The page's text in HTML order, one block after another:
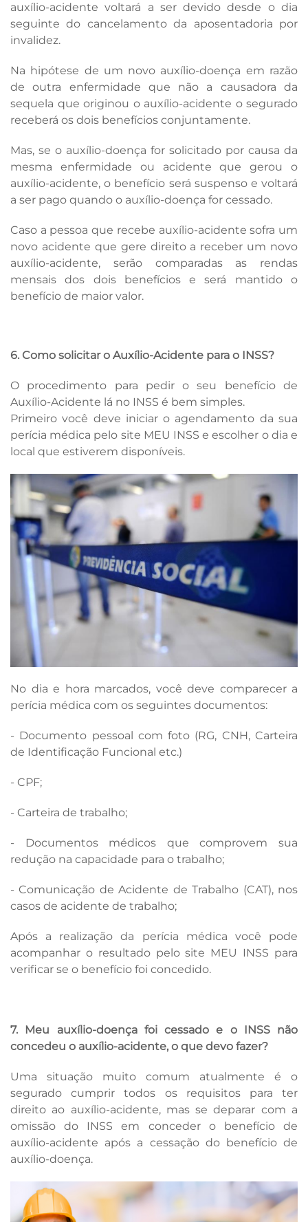
auxílio-acidente voltará a ser devido desde o dia
seguinte do cancelamento da aposentadoria por
invalidez.
Na hipótese de um novo auxílio-doença em razão
de outra enfermidade que não a causadora da
sequela que originou o auxílio-acidente o segurado
receberá os dois benefícios conjuntamente.
Mas, se o auxílio-doença for solicitado por causa da
mesma enfermidade ou acidente que gerou o
auxílio-acidente, o benefício será suspenso e voltará
a ser pago quando o auxílio-doença for cessado.
Caso a pessoa que recebe auxílio-acidente sofra um
novo acidente que gere direito a receber um novo
auxílio-acidente, serão comparadas as rendas
mensais dos dois benefícios e será mantido o
benefício de maior valor.
6. Como solicitar o Auxílio-Acidente para o INSS?
O procedimento para pedir o seu benefício de
Auxílio-Acidente lá no INSS é bem simples.
Primeiro você deve iniciar o agendamento da sua
perícia médica pelo site MEU INSS e escolher o dia e
local que estiverem disponíveis.
No dia e hora marcados, você deve comparecer a
perícia médica com os seguintes documentos:
- Documento pessoal com foto (RG, CNH, Carteira
de Identificação Funcional etc.)
- CPF;
- Carteira de trabalho;
- Documentos médicos que comprovem sua
redução na capacidade para o trabalho;
- Comunicação de Acidente de Trabalho (CAT), nos
casos de acidente de trabalho;
Após a realização da perícia médica você pode
acompanhar o resultado pelo site MEU INSS para
verificar se o benefício foi concedido.
7. Meu auxílio-doença foi cessado e o INSS não
concedeu o auxílio-acidente, o que devo fazer?
Uma situação muito comum atualmente é o
segurado cumprir todos os requisitos para ter
direito ao auxílio-acidente, mas se deparar com a
omissão do INSS em conceder o benefício de
auxílio-acidente após a cessação do benefício de
auxílio-doença.